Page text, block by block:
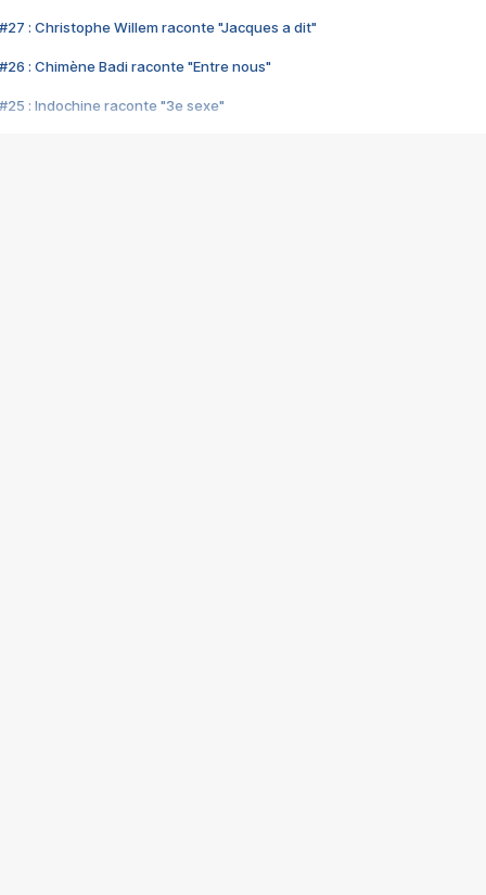
#27 : Christophe Willem raconte "Jacques a dit"
#26 : Chimène Badi raconte "Entre nous"
#25 : Indochine raconte "3e sexe"